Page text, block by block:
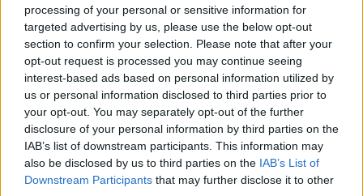
processing of your personal or sensitive information for
targeted advertising by us, please use the below opt-out
section to confirm your selection. Please note that after your
opt-out request is processed you may continue seeing
interest-based ads based on personal information utilized by
us or personal information disclosed to third parties prior to
your opt-out. You may separately opt-out of the further
disclosure of your personal information by third parties on the
IAB’s list of downstream participants. This information may
also be disclosed by us to third parties on the IAB’s List of
Downstream Participants that may further disclose it to other
Συνάντηση εργασίας με τον Πρόεδρο της
Ευρωπαϊκής Τράπεζας Επενδύσεων Werner Hoyer
και την Αντιπρόεδρο Lilyana Pavlova είχε ο
Πρόεδρος της Ευρωπαϊκής Επιτροπής των
Περιφερειών, Περιφερειάρχης Κεντρικής
Μακεδονίας, Απόστολος Τζιτζικώστας, στις
Βρυξέλλες. Η συνάντηση επικεντρώθηκε σε τρία
ζητήματα: -Τις ανάγκες των περιφερειακών και
τοπικών οικονομιών, που πλήττονται από την
πανδημία του κορονοϊού και τους τρόπους
υποστήριξής […]
26.06.2020 - 10.32